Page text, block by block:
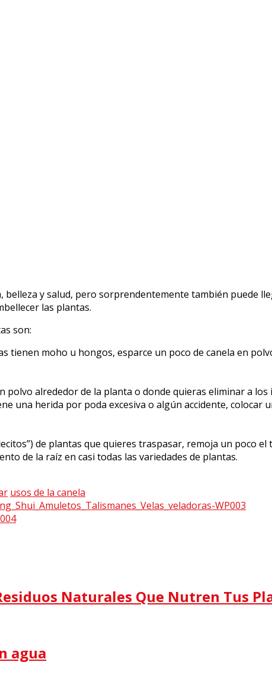
belleza y salud, pero sorprendentemente también puede
las plantas.
son:
tienen moho u hongos, esparce un poco de canela en
alrededor de la planta o donde quieras eliminar a los
una herida por poda excesiva o algún accidente, colocar
de plantas que quieres traspasar, remoja un poco
de la raíz en casi todas las variedades de plantas.
usos de la canela
Naturales Que Nutren Tus
agua